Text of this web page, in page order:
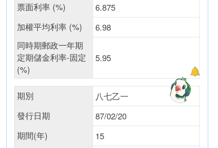
票面利率 (%)
6.875
加權平均利率 (%)
6.98
同時期郵政一年期
定期儲金利率-固定
(%)
5.95
期別
八七乙一
發行日期
87/02/20
期間(年)
15